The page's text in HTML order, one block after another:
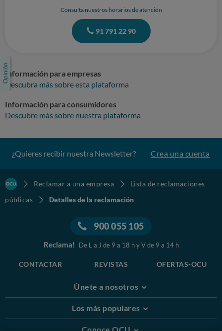
Consulta nuestros horarios de atención
91 791 22 90
Información para empresas
Descubra más sobre esta plataforma
Información para consumidores
Descubre más sobre nuestra plataforma
¿Quieres recibir nuestra Newsletter? Crea una cuenta
Reclamar a una empresa
Lista de reclamaciones
públicas
Detalles de la reclamación
900 055 105
Reclama! De L a J de 9 a 18 h y V de 9 a 14 h
CONTACTAR REVISTAS OFERTAS-OCU
Únete a nosotros
Los más populares